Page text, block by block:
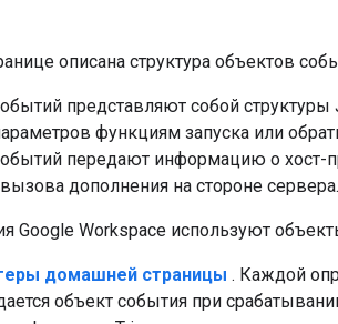
описана структура объектов
представляют собой
функциям запуска или
передают информацию о хост-
вызова дополнения на стороне сервера.
Google Workspace используют
домашней страницы . Каждой
объект события при